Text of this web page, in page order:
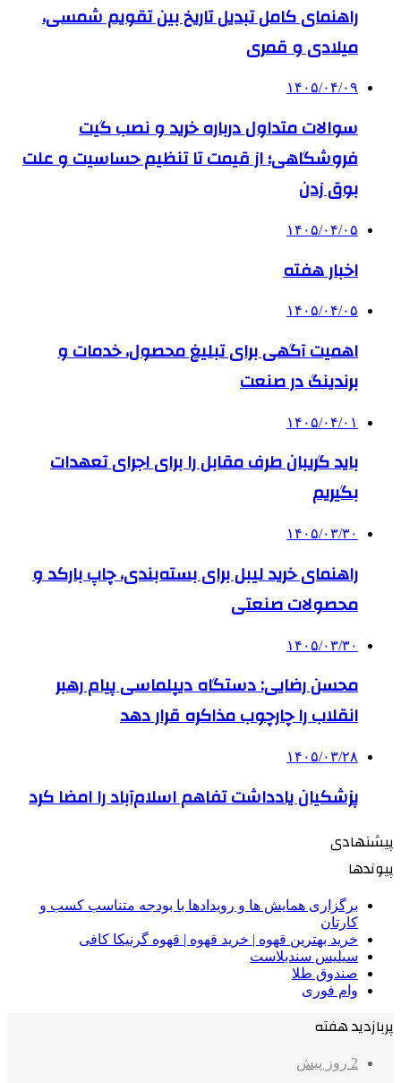
راهنمای کامل تبدیل تاریخ بین تقویم شمسی،
میلادی و قمری
۱۴۰۵/۰۴/۰۹
سوالات متداول درباره خرید و نصب گیت
فروشگاهی؛ از قیمت تا تنظیم حساسیت و علت
بوق زدن
۱۴۰۵/۰۴/۰۵
اخبار هفته
۱۴۰۵/۰۴/۰۵
اهمیت آگهی برای تبلیغ محصول، خدمات و
برندینگ در صنعت
۱۴۰۵/۰۴/۰۱
باید گریبان طرف مقابل را برای اجرای تعهدات
بگیریم
۱۴۰۵/۰۳/۳۰
راهنمای خرید لیبل برای بسته‌بندی، چاپ بارکد و
محصولات صنعتی
۱۴۰۵/۰۳/۳۰
محسن رضایی: دستگاه دیپلماسی پیام رهبر
انقلاب را چارچوب مذاکره قرار دهد
۱۴۰۵/۰۳/۲۸
پزشکیان یادداشت تفاهم اسلام‌آباد را امضا کرد
پیشنهادی
پیوندها
برگزاری همایش ها و رویدادها با بودجه متناسب کسب و
کارتان
خرید بهترین قهوه | خرید قهوه | قهوه گرنیکا کافی
سیلیس سندبلاست
صندوق طلا
وام فوری
پربازدید هفته
2 روز پیش